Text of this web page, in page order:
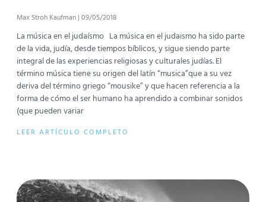
Max Stroh Kaufman 09/05/2018
La música en el judaísmo La música en el judaismo ha sido parte
de la vida, judía, desde tiempos bíblicos, y sigue siendo parte
integral de las experiencias religiosas y culturales judías. El
término música tiene su origen del latín “musica”que a su vez
deriva del término griego “mousike” y que hacen referencia a la
forma de cómo el ser humano ha aprendido a combinar sonidos
(que pueden variar
LEER ARTÍCULO COMPLETO